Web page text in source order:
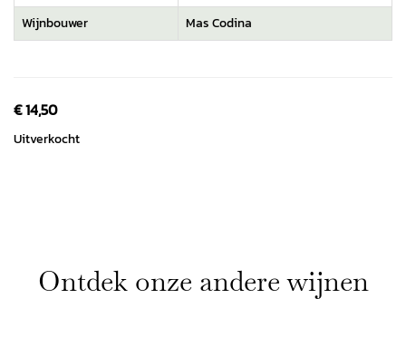
Wijnbouwers
Wijnbouwer
Mas Codina
€14,50
Uitverkocht
Ontdek onze andere wijnen